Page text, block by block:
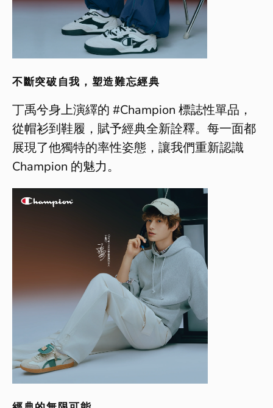
不斷突破自我，塑造難忘經典
丁禹兮身上演繹的 #Champion 標誌性單品，
從帽衫到鞋履，賦予經典全新詮釋。每一面都
展現了他獨特的率性姿態，讓我們重新認識
Champion 的魅力。